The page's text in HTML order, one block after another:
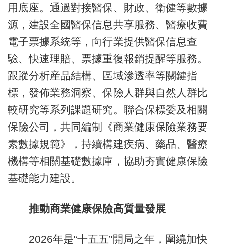
用底座。通過對接醫保、財政、衛健等數據
源，建設全國醫保信息共享服務、醫療收費
電子票據系統等，向行業提供醫保信息查
驗、快速理賠、票據重復報銷提醒等服務。
跟蹤分析産品結構、區域滲透率等關鍵指
標，發佈業務洞察、保險人群與自然人群比
較研究等系列課題研究。聯合保標委及相關
保險公司，共同編制《商業健康保險業務要
素數據規範》，持續構建疾病、藥品、醫療
機構等相關基礎數據庫，協助夯實健康保險
基礎能力建設。
推動商業健康保險高質量發展
2026年是“十五五”開局之年，圍繞加快